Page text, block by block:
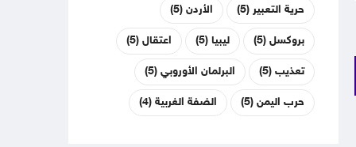
حرية التعبير (5) الأردن(5)
بروكسل(5) ليبيا(5) اعتقال(5)
تعذيب(5) البرلمان الأوروبي(5)
حرب اليمن(5) الضفة الغربية(4)